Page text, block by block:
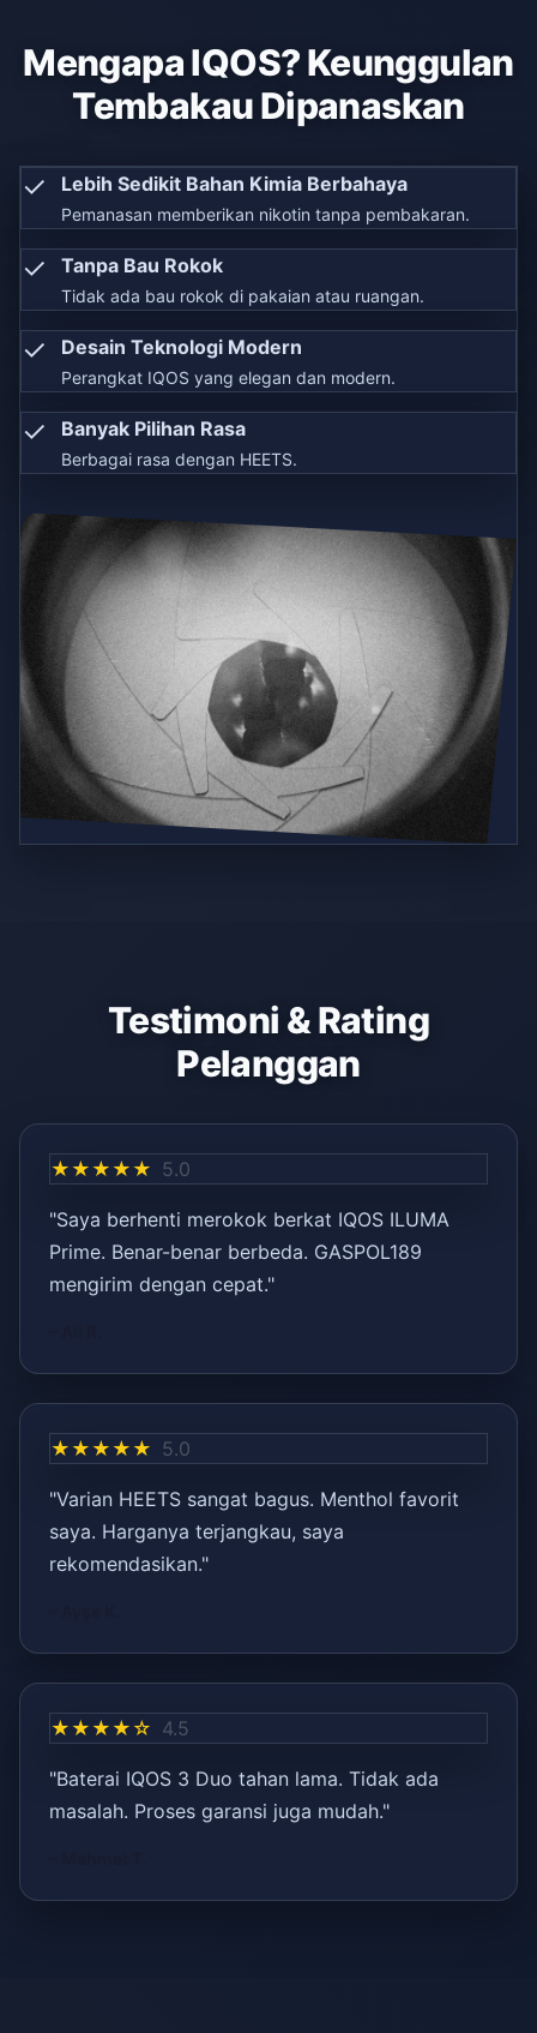
Mengapa IQOS? Keunggulan
Tembakau Dipanaskan
✓ Lebih Sedikit Bahan Kimia Berbahaya
Pemanasan memberikan nikotin tanpa pembakaran.
✓ Tanpa Bau Rokok
Tidak ada bau rokok di pakaian atau ruangan.
✓ Desain Teknologi Modern
Perangkat IQOS yang elegan dan modern.
✓ Banyak Pilihan Rasa
Berbagai rasa dengan HEETS.
Testimoni & Rating
Pelanggan
★★★★★ 5.0
"Saya berhenti merokok berkat IQOS ILUMA
Prime. Benar-benar berbeda. GASPOL189
mengirim dengan cepat."
★★★★★ 5.0
"Varian HEETS sangat bagus. Menthol favorit
saya. Harganya terjangkau, saya
rekomendasikan."
★★★★☆ 4.5
"Baterai IQOS 3 Duo tahan lama. Tidak ada
masalah. Proses garansi juga mudah."